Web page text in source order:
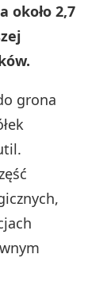
około 2,7
grona